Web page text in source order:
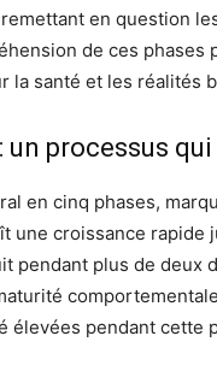
en question
de ces phases
la santé et les réalités
un processus
en cinq phases,
une croissance rapide
pendant plus de deux
élevées pendant cette